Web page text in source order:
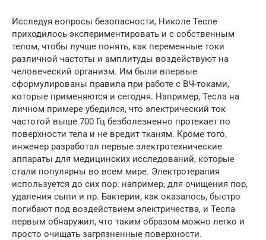
Исследуя вопросы безопасности, Николе Тесле
приходилось экспериментировать и с собственным
телом, чтобы лучше понять, как переменные токи
различной частоты и амплитуды воздействуют на
человеческий организм. Им были впервые
сформулированы правила при работе с ВЧ-токами,
которые применяются и сегодня. Например, Тесла на
личном примере убедился, что электрический ток
частотой выше 700 Гц безболезненно протекает по
поверхности тела и не вредит тканям. Кроме того,
инженер разработал первые электротехнические
аппараты для медицинских исследований, которые
стали популярны во всем мире. Электротерапия
используется до сих пор: например, для очищения пор,
удаления сыпи и пр. Бактерии, как оказалось, быстро
погибают под воздействием электричества, и Тесла
первым обнаружил, что таким образом можно легко и
просто очищать загрязненные поверхности.